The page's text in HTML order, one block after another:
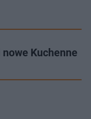
Kuchenne